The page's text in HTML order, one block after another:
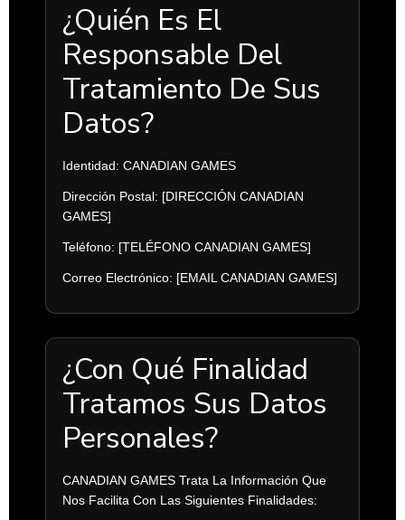
¿Quién Es El
Responsable Del
Tratamiento De Sus
Datos?
Identidad: CANADIAN GAMES
Dirección Postal: [DIRECCIÓN CANADIAN
GAMES]
Teléfono: [TELÉFONO CANADIAN GAMES]
Correo Electrónico: [EMAIL CANADIAN GAMES]
¿Con Qué Finalidad
Tratamos Sus Datos
Personales?
CANADIAN GAMES Trata La Información Que
Nos Facilita Con Las Siguientes Finalidades: